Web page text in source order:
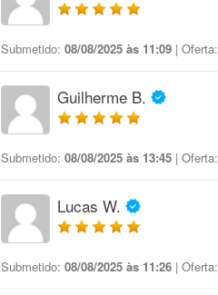
Submetido: 08/08/2025 às 11:09 | Oferta:
Guilherme B.
Submetido: 08/08/2025 às 13:45 | Oferta:
Lucas W.
Submetido: 08/08/2025 às 11:26 | Oferta: